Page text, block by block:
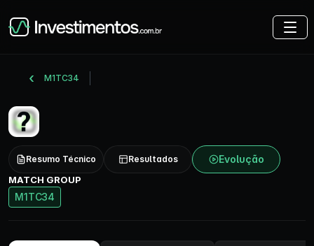
M1TC34
Resumo Técnico Resultados Evolução
MATCH GROUP
M1TC34